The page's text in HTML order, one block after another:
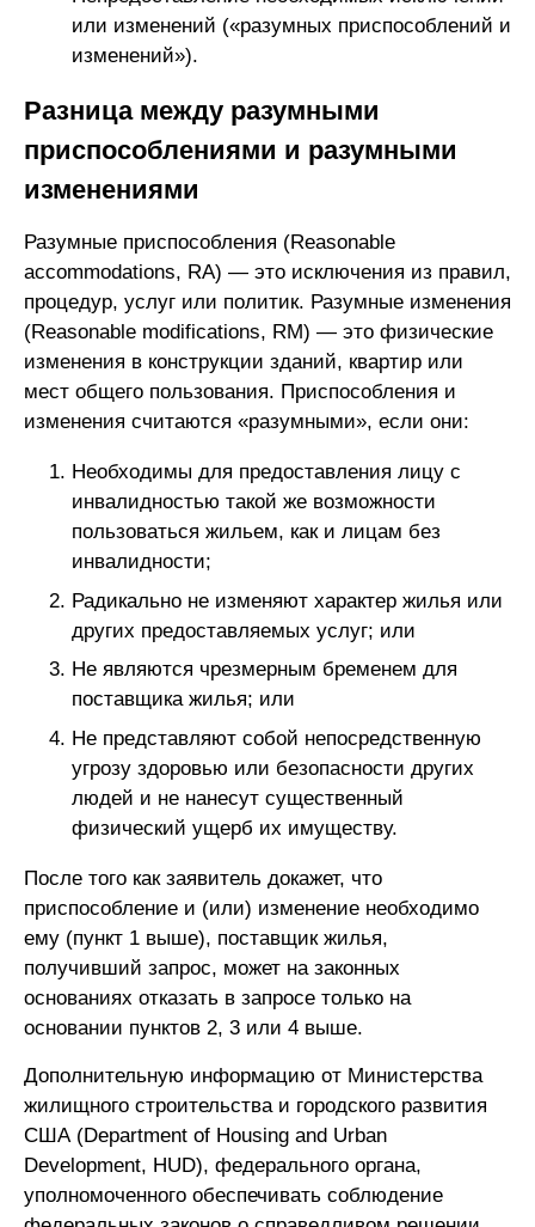
или изменений («разумных приспособлений и
изменений»).
Разница между разумными
приспособлениями и разумными
изменениями
Разумные приспособления (Reasonable
accommodations, RA) — это исключения из правил,
процедур, услуг или политик. Разумные изменения
(Reasonable modifications, RM) — это физические
изменения в конструкции зданий, квартир или
мест общего пользования. Приспособления и
изменения считаются «разумными», если они:
Необходимы для предоставления лицу с
инвалидностью такой же возможности
пользоваться жильем, как и лицам без
инвалидности;
Радикально не изменяют характер жилья или
других предоставляемых услуг; или
Не являются чрезмерным бременем для
поставщика жилья; или
Не представляют собой непосредственную
угрозу здоровью или безопасности других
людей и не нанесут существенный
физический ущерб их имуществу.
После того как заявитель докажет, что
приспособление и (или) изменение необходимо
ему (пункт 1 выше), поставщик жилья,
получивший запрос, может на законных
основаниях отказать в запросе только на
основании пунктов 2, 3 или 4 выше.
Дополнительную информацию от Министерства
жилищного строительства и городского развития
США (Department of Housing and Urban
Development, HUD), федерального органа,
уполномоченного обеспечивать соблюдение